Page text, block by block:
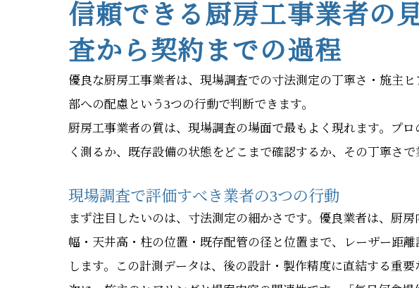
信頼できる厨房工事業者の
査から契約までの過程
優良な厨房工事業者は、現場調査での寸法測定の丁寧さ・施主
部への配慮という3つの行動で判断できます。
厨房工事業者の質は、現場調査の場面で最もよく現れます。プ
く測るか、既存設備の状態をどこまで確認するか、その丁寧さで
現場調査で評価すべき業者の3つの行動
まず注目したいのは、寸法測定の細かさです。優良業者は、厨
幅・天井高・柱の位置・既存配管の径と位置まで、レーザー距
します。この計測データは、後の設計・製作精度に直結する重要